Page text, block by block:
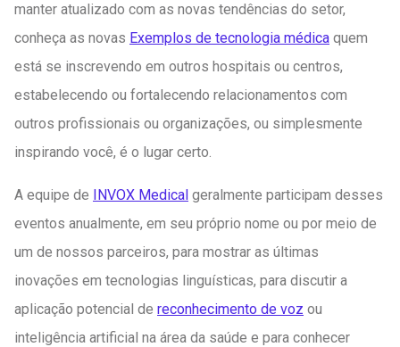
manter atualizado com as novas tendências do setor,
conheça as novas Exemplos de tecnologia médica quem
está se inscrevendo em outros hospitais ou centros,
estabelecendo ou fortalecendo relacionamentos com
outros profissionais ou organizações, ou simplesmente
inspirando você, é o lugar certo.
A equipe de INVOX Medical geralmente participam desses
eventos anualmente, em seu próprio nome ou por meio de
um de nossos parceiros, para mostrar as últimas
inovações em tecnologias linguísticas, para discutir a
aplicação potencial de reconhecimento de voz ou
inteligência artificial na área da saúde e para conhecer